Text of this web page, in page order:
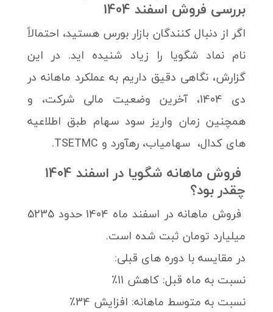
بررسی فروش اسفند 1404
اگر از دنبال کنندگان بازار بورس هستید، احتمالاً
نام نماد شگویا را زیاد شنیده اید. در این
گزارش، نگاهی دقیق داریم به عملکرد ماهانه در
دی 1404، آخرین وضعیت مالی شرکت، و
همچنین زمان واریز سود سهام طبق اطلاعیه
های کدال، سهامیاب، رهآورد و TSETMC.
فروش ماهانه شگویا در اسفند 1404
چقدر بود؟
فروش ماهانه در اسفند ماه 1404 حدود 5235
میلیارد تومان ثبت شده است.
در مقایسه با دوره های قبلی:
نسبت به ماه قبل: کاهش 11٪
نسبت به متوسط ماهانه: افزایش 34٪